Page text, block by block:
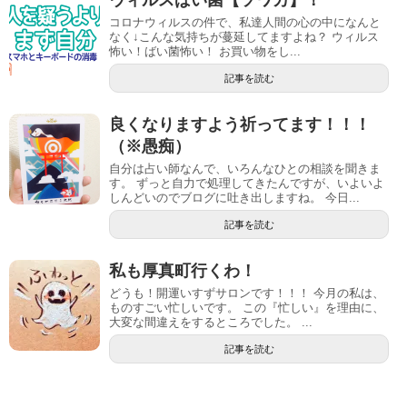
コロナウィルスの件で、私達人間の心の中になんと
なく↓こんな気持ちが蔓延してますよね？ ウィルス
怖い！ばい菌怖い！ お買い物をし...
記事を読む
良くなりますよう祈ってます！！！
（※愚痴）
自分は占い師なんで、いろんなひとの相談を聞きま
す。 ずっと自力で処理してきたんですが、いよいよ
しんどいのでブログに吐き出しますね。 今日...
記事を読む
私も厚真町行くわ！
どうも！開運いすずサロンです！！！ 今月の私は、
ものすごい忙しいです。 この『忙しい』を理由に、
大変な間違えをするところでした。 ...
記事を読む